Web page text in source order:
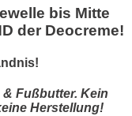
bis Mitte
der Deocreme!
Fußbutter. Kein
Herstellung!